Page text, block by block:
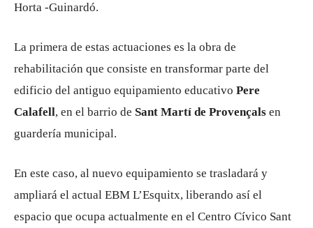
Horta -Guinardó.
La primera de estas actuaciones es la obra de
rehabilitación que consiste en transformar parte del
edificio del antiguo equipamiento educativo Pere
Calafell, en el barrio de Sant Martí de Provençals en
guardería municipal.
En este caso, al nuevo equipamiento se trasladará y
ampliará el actual EBM L’Esquitx, liberando así el
espacio que ocupa actualmente en el Centro Cívico Sant